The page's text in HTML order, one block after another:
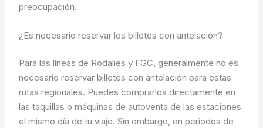
preocupación.
¿Es necesario reservar los billetes con antelación?
Para las líneas de Rodalies y FGC, generalmente no es
necesario reservar billetes con antelación para estas
rutas regionales. Puedes comprarlos directamente en
las taquillas o máquinas de autoventa de las estaciones
el mismo día de tu viaje. Sin embargo, en periodos de